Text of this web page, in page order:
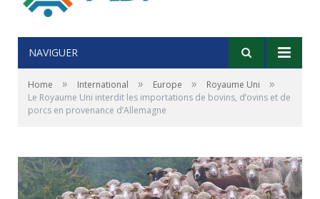
NAVIGUER
Home » International » Europe » Royaume Uni »
Le Royaume Uni interdit les importations de bovins, d’ovins et de
porcs en provenance d’Allemagne